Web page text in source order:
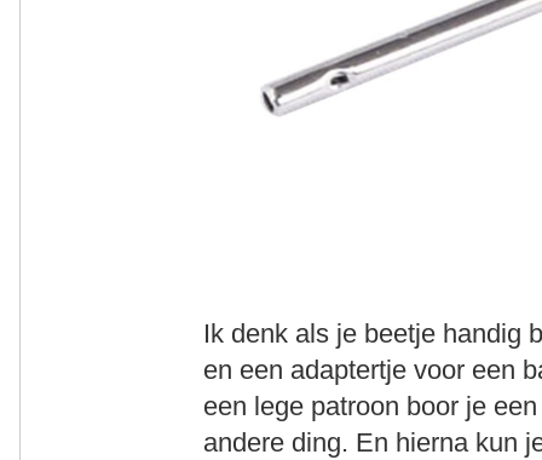
Ik denk als je beetje handig
en een adaptertje voor een
een lege patroon boor je
andere ding. En hierna kun